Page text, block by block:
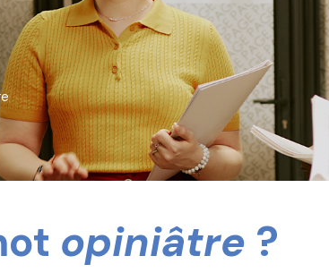
opiniâtre ?